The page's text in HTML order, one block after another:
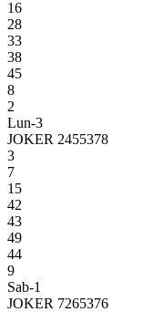
16
28
33
38
45
8
2
Lun-3
JOKER 2455378
3
7
15
42
43
49
44
9
Sab-1
JOKER 7265376